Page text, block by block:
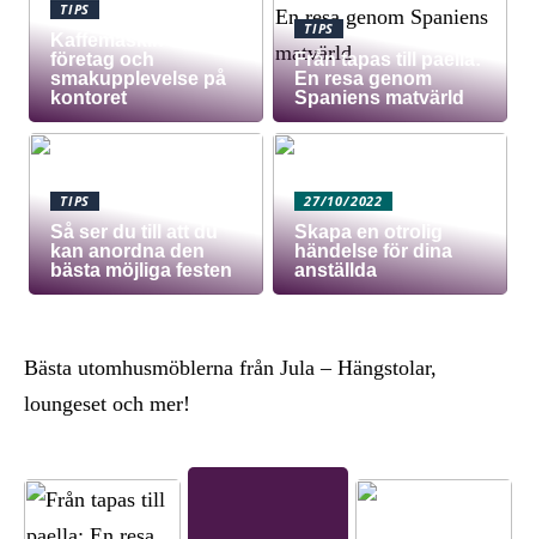
TIPS
Kaffemaskin för
företag och
smakupplevelse på
kontoret
TIPS
Från tapas till paella:
En resa genom
Spaniens matvärld
TIPS
Så ser du till att du
kan anordna den
bästa möjliga festen
27/10/2022
Skapa en otrolig
händelse för dina
anställda
Bästa utomhusmöblerna från Jula – Hängstolar,
loungeset och mer!